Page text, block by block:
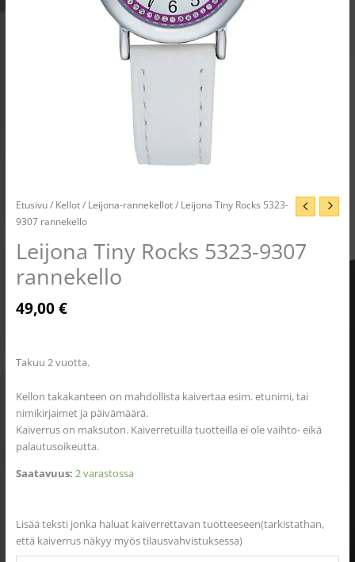
Etusivu/ Kellot/ Leijona-rannekellot/ Leijona Tiny Rocks 5323-
9307 rannekello
Leijona Tiny Rocks 5323-9307
rannekello
49,00€
Takuu 2 vuotta.
Kellon takakanteen on mahdollista kaivertaa esim. etunimi, tai
nimikirjaimet ja päivämäärä.
Kaiverrus on maksuton. Kaiverretuilla tuotteilla ei ole vaihto- eikä
palautusoikeutta.
Saatavuus: 2 varastossa
Lisää teksti jonka haluat kaiverrettavan tuotteeseen(tarkistathan,
että kaiverrus näkyy myös tilausvahvistuksessa)